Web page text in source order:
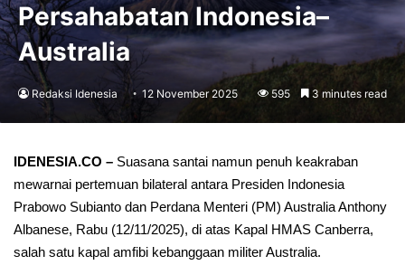
Persahabatan Indonesia–
Australia
Redaksi Idenesia 12 November 2025 595 3 minutes read
IDENESIA.CO – Suasana santai namun penuh keakraban
mewarnai pertemuan bilateral antara Presiden Indonesia
Prabowo Subianto dan Perdana Menteri (PM) Australia Anthony
Albanese, Rabu (12/11/2025), di atas Kapal HMAS Canberra,
salah satu kapal amfibi kebanggaan militer Australia.